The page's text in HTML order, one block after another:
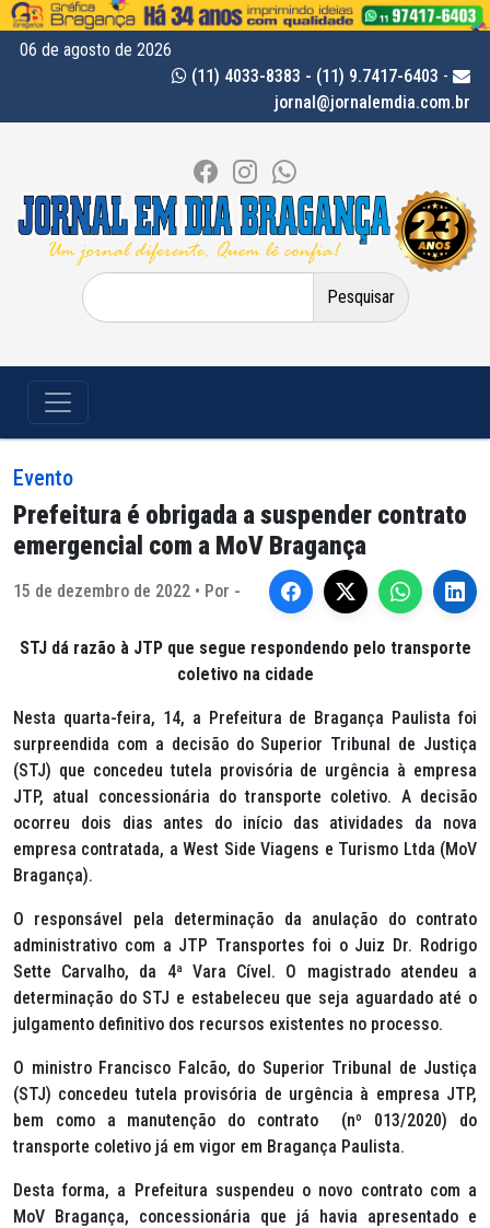
06 de agosto de 2026
(11) 4033-8383 - (11) 9.7417-6403 -
jornal@jornalemdia.com.br
Pesquisar
por:
Evento
Prefeitura é obrigada a suspender contrato
emergencial com a MoV Bragança
15 de dezembro de 2022 • Por -
STJ dá razão à JTP que segue respondendo pelo transporte
coletivo na cidade
Nesta quarta-feira, 14, a Prefeitura de Bragança Paulista foi
surpreendida com a decisão do Superior Tribunal de Justiça
(STJ) que concedeu tutela provisória de urgência à empresa
JTP, atual concessionária do transporte coletivo. A decisão
ocorreu dois dias antes do início das atividades da nova
empresa contratada, a West Side Viagens e Turismo Ltda (MoV
Bragança).
O responsável pela determinação da anulação do contrato
administrativo com a JTP Transportes foi o Juiz Dr. Rodrigo
Sette Carvalho, da 4ª Vara Cível. O magistrado atendeu a
determinação do STJ e estabeleceu que seja aguardado até o
julgamento definitivo dos recursos existentes no processo.
O ministro Francisco Falcão, do Superior Tribunal de Justiça
(STJ) concedeu tutela provisória de urgência à empresa JTP,
bem como a manutenção do contrato (nº 013/2020) do
transporte coletivo já em vigor em Bragança Paulista.
Desta forma, a Prefeitura suspendeu o novo contrato com a
MoV Bragança, concessionária que já havia apresentado e